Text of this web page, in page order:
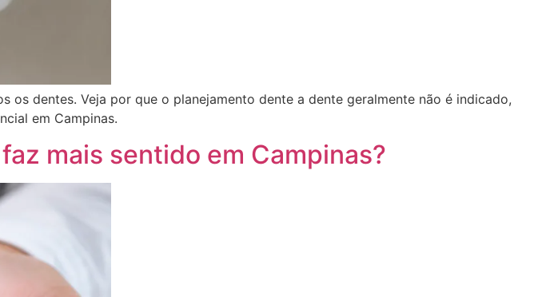
dentes. Veja por que o planejamento dente a dente geralmente não é indicado,
em Campinas.
mais sentido em Campinas?